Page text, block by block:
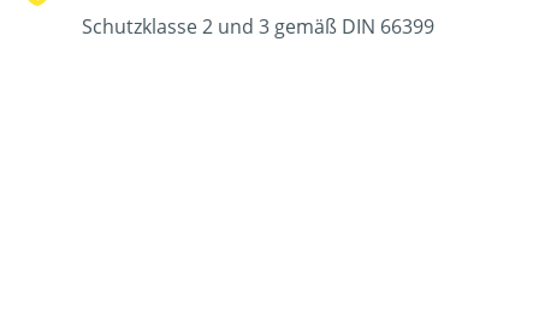
Schutzklasse 2 und 3 gemäß DIN 66399